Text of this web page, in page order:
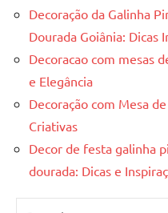
Decoração da Galinha
Dourada Goiânia: Dicas
Decoracao com mesas
e Elegância
Decoração com Mesa
Criativas
Decor de festa galinha
dourada: Dicas e